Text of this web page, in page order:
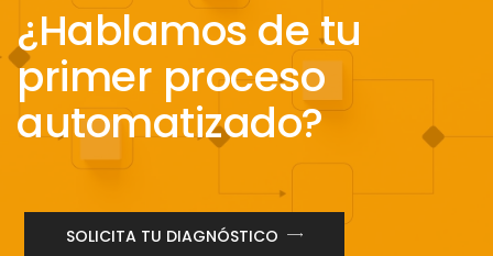
¿Hablamos de tu
primer proceso
automatizado?
SOLICITA TU DIAGNÓSTICO